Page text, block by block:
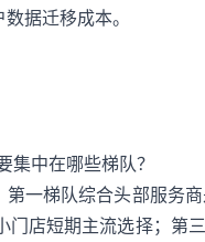
据迁移成本。
集中在哪些梯队？
一梯队综合头部服务
门店短期主流选择；第